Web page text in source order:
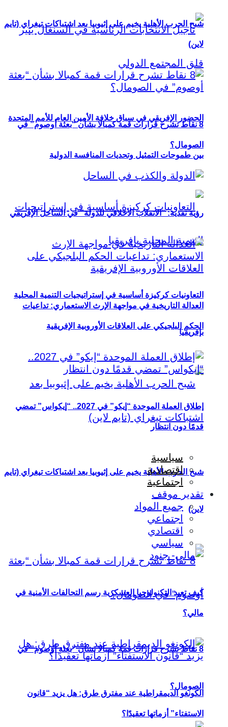
الحضور الإفريقي في سباق خلافة الأمين العام للأمم المتحدة
بين طموحات التمثيل وتحديات المنافسة الدولية
التعاونيات كركيزة أساسية في إستراتيجيات التنمية المحلية
بإفريقيا
شبح الحرب الأهلية يخيم على إثيوبيا بعد اشتباكات تيغراي (تايم
لاين)
8 نقاط تشرح قرارات قمة كمبالا بشأن “بعثة أوصوم” في
الصومال؟
شبح الحرب الأهلية يخيم على إثيوبيا بعد اشتباكات تيغراي (تايم
لاين)
8 نقاط تشرح قرارات قمة كمبالا بشأن “بعثة أوصوم” في
الصومال؟
رؤية نقدية: “الانقلاب الأخلاقي للدولة” في الساحل الإفريقي
العدالة التاريخية في مواجهة الإرث الاستعماري: تداعيات
الحكم البلجيكي على العلاقات الأوروبية الإفريقية
إطلاق العملة الموحدة “إيكو” في 2027.. “إيكواس” تمضي
قدمًا دون انتظار
سياسية
اقتصادية
اجتماعية
تقدير موقف
جميع المواد
اجتماعي
اقتصادي
سياسي
كيف تعيد التكنولوجيا العسكرية رسم التحالفات الأمنية في
مالي؟
الكونغو الديمقراطية عند مفترق طرق: هل يزيد “قانون
الاستفتاء” أزماتها تعقيدًا؟